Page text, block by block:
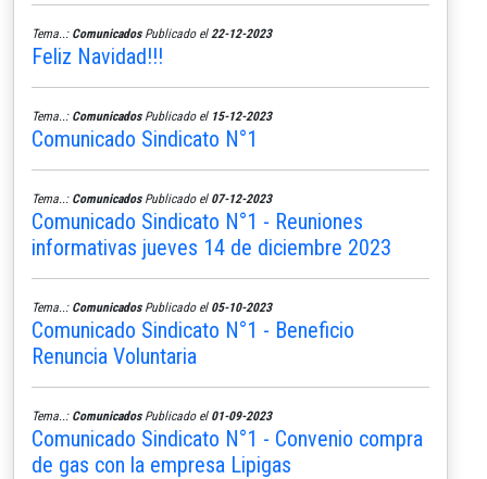
Tema..: ComunicadosPublicado el 22-12-2023
Feliz Navidad!!!
Tema..: ComunicadosPublicado el 15-12-2023
Comunicado Sindicato N°1
Tema..: ComunicadosPublicado el 07-12-2023
Comunicado Sindicato N°1 - Reuniones
informativas jueves 14 de diciembre 2023
Tema..: ComunicadosPublicado el 05-10-2023
Comunicado Sindicato N°1 - Beneficio
Renuncia Voluntaria
Tema..: ComunicadosPublicado el 01-09-2023
Comunicado Sindicato N°1 - Convenio compra
de gas con la empresa Lipigas